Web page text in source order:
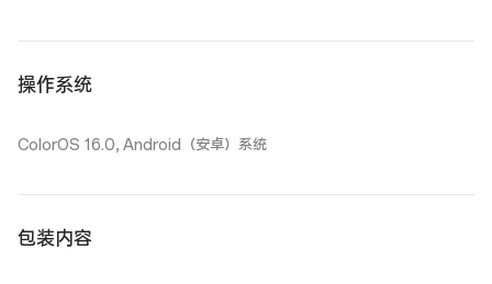
操作系统
ColorOS 16.0, Android（安卓）系统
包装内容